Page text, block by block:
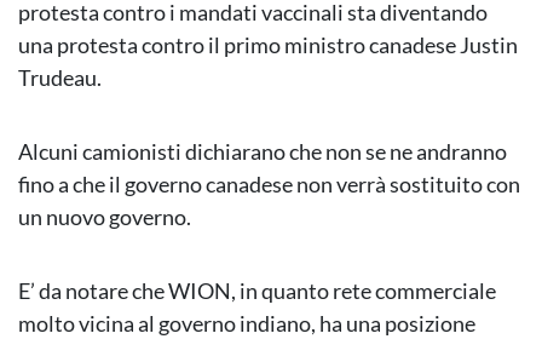
protesta contro i mandati vaccinali sta diventando
una protesta contro il primo ministro canadese Justin
Trudeau.
Alcuni camionisti dichiarano che non se ne andranno
fino a che il governo canadese non verrà sostituito con
un nuovo governo.
E’ da notare che WION, in quanto rete commerciale
molto vicina al governo indiano, ha una posizione